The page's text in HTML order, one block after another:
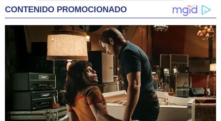
CONTENIDO PROMOCIONADO